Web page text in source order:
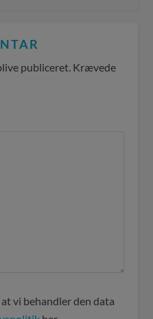
publiceret. Krævede
vi behandler den data